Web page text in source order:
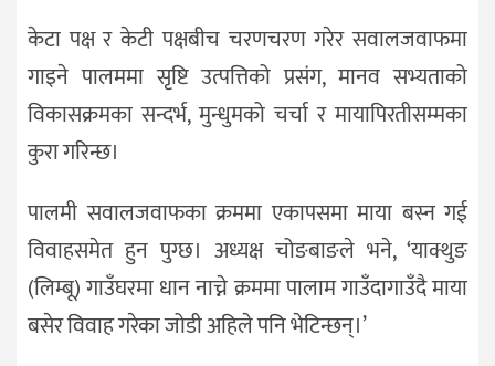
केटा पक्ष र केटी पक्षबीच चरणचरण गरेर सवालजवाफमा
गाइने पालममा सृष्टि उत्पत्तिको प्रसंग, मानव सभ्यताको
विकासक्रमका सन्दर्भ, मुन्धुमको चर्चा र मायापिरतीसम्मका
कुरा गरिन्छ।
पालमी सवालजवाफका क्रममा एकापसमा माया बस्न गई
विवाहसमेत हुन पुग्छ। अध्यक्ष चोङबाङले भने, ‘याक्थुङ
(लिम्बू) गाउँघरमा धान नाच्ने क्रममा पालाम गाउँदागाउँदै माया
बसेर विवाह गरेका जोडी अहिले पनि भेटिन्छन्।’